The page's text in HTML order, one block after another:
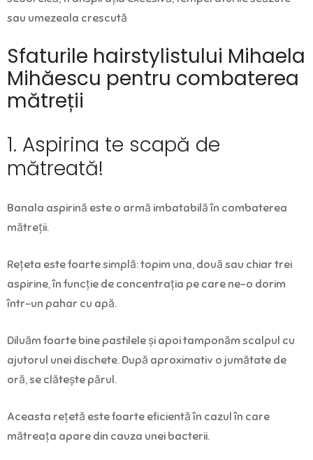
sau umezeala crescută
Sfaturile hairstylistului Mihaela
Mihăescu pentru combaterea
mătreții
1. Aspirina te scapă de
mătreată!
Banala aspirină este o armă imbatabilă în combaterea
mătreții.
Rețeta este foarte simplă: topim una, două sau chiar trei
aspirine, în funcție de concentrația pe care ne-o dorim
într-un pahar cu apă.
Diluăm foarte bine pastilele și apoi tamponăm scalpul cu
ajutorul unei dischete. După aproximativ o jumătate de
oră, se clătește părul.
Aceasta rețetă este foarte eficientă în cazul în care
mătreața apare din cauza unei bacterii.